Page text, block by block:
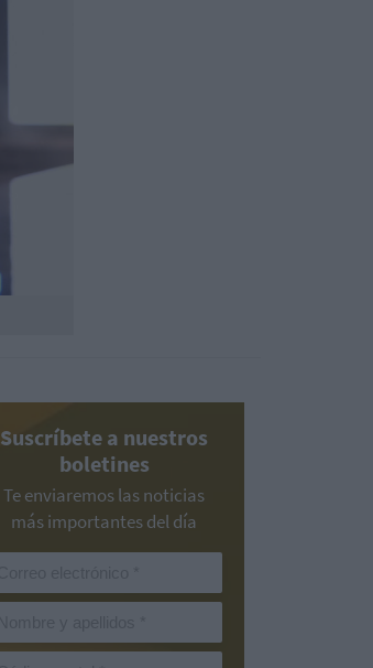
Suscríbete a nuestros
boletines
Te enviaremos las noticias
más importantes del día